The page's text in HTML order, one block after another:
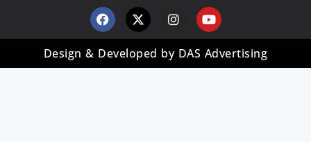
Design & Developed by DAS Advertising